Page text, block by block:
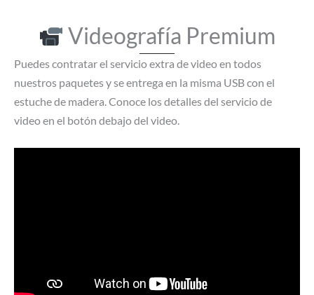
Videografía Premium
Puedes contratar el servicio extra de video en todos
nuestros paquetes y se entrega en la misma USB con el
estuche de madera. Conoce los detalles del servicio de
video en el botón debajo del video.